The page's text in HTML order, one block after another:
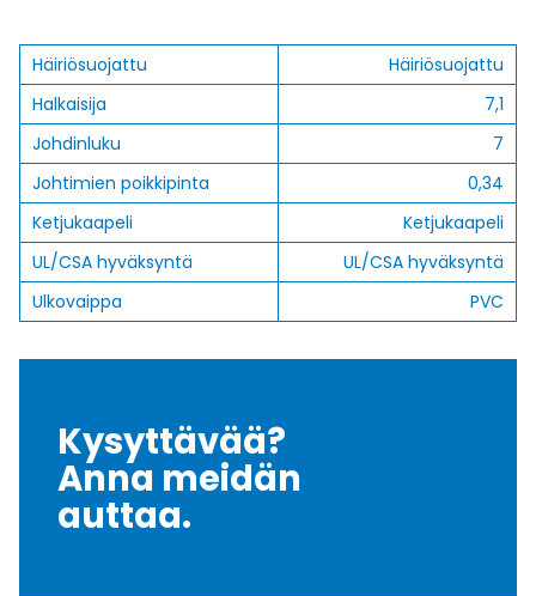
Häiriösuojattu
Häiriösuojattu
Halkaisija
7,1
Johdinluku
7
Johtimien poikkipinta
0,34
Ketjukaapeli
Ketjukaapeli
UL/CSA hyväksyntä
UL/CSA hyväksyntä
Ulkovaippa
PVC
Kysyttävää?
Anna meidän
auttaa.